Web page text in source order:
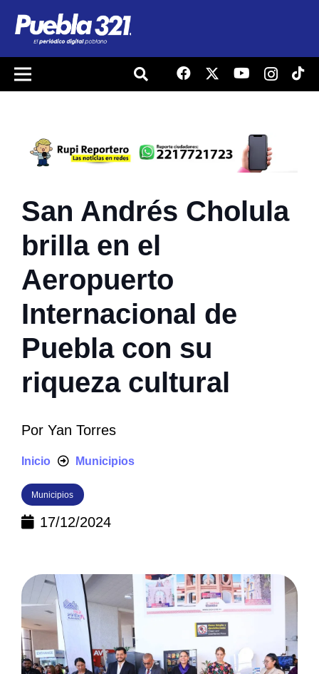
San Andrés Cholula
brilla en el
Aeropuerto
Internacional de
Puebla con su
riqueza cultural
Por Yan Torres
Inicio Municipios
Municipios
17/12/2024